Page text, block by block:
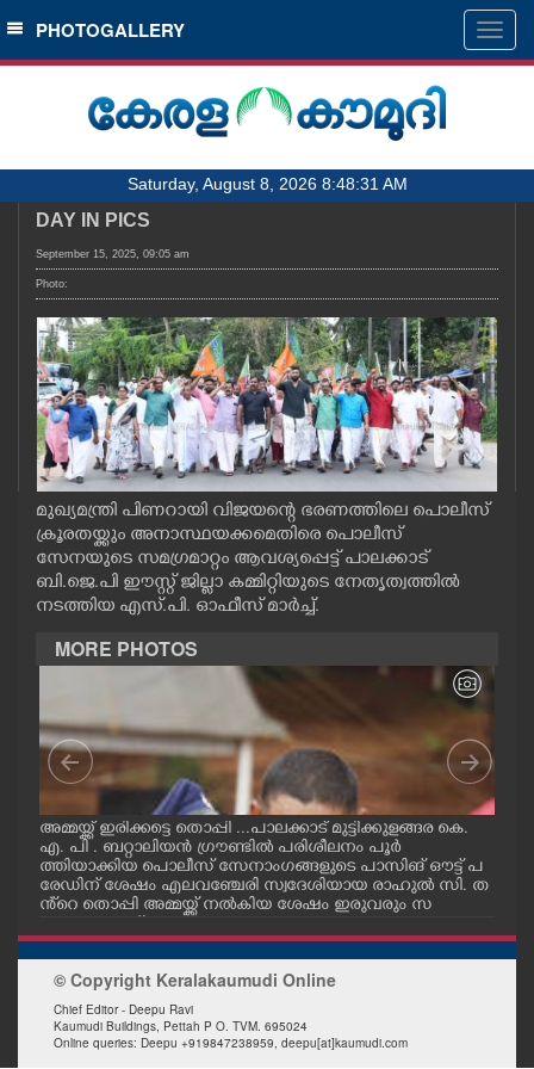
SECTIONS
HOME
NOTIFIED NEWS
KERALA
LOCAL
OBITUARY
NEWS 360
CASE DIARY
PHOTOS
LIFESTYLE
SPIRITUAL
INFO+
ART
PHOTOGALLERY
Saturday, August 8, 2026 8:48:31 AM
DAY IN PICS
September 15, 2025, 09:05 am
Photo:
മുഖ്യമന്ത്രി പിണറായി വിജയന്റെ ഭരണത്തിലെ പൊലീസ്
ക്രൂരതയ്ക്കും അനാസ്ഥയക്കമെതിരെ പൊലീസ്
സേനയുടെ സമഗ്രമാറ്റം ആവശ്യപ്പെട്ട് പാലക്കാട്
ബി.ജെ.പി ഈസ്റ്റ് ജില്ലാ കമ്മിറ്റിയുടെ നേതൃത്വത്തിൽ
നടത്തിയ എസ്.പി. ഓഫീസ് മാർച്ച്.
MORE PHOTOS
അമ്മയ്ക്ക് ഇരിക്കട്ടെ തൊപ്പി ...പാലക്കാട് മുട്ടിക്കുളങ്ങര കെ.
എ. പി . ബറ്റാലിയൻ ഗ്രൗണ്ടിൽ പരിശീലനം പൂർ
ത്തിയാക്കിയ പൊലീസ് സേനാംഗങ്ങളുടെ പാസിങ് ഔട്ട് പ
രേഡിന് ശേഷം എലവഞ്ചേരി സ്വദേശിയായ രാഹുൽ സി. ത
ൻ്റെ തൊപ്പി അമ്മയ്ക്ക് നൽകിയ ശേഷം ഇരുവരും സ
© Copyright Keralakaumudi Online
Chief Editor - Deepu Ravi
Kaumudi Buildings, Pettah P O. TVM. 695024
Online queries: Deepu +919847238959, deepu[at]kaumudi.com